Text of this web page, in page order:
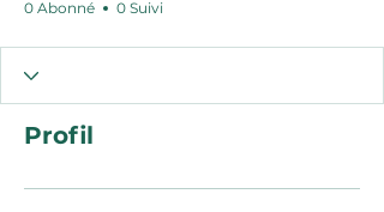
0 Abonné 0 Suivi
Profil